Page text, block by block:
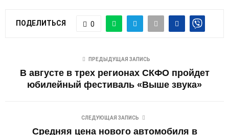
ПОДЕЛИТЬСЯ 0
ПРЕДЫДУЩАЯ ЗАПИСЬ
В августе в трех регионах СКФО пройдет
юбилейный фестиваль «Выше звука»
СЛЕДУЮЩАЯ ЗАПИСЬ
Средняя цена нового автомобиля в